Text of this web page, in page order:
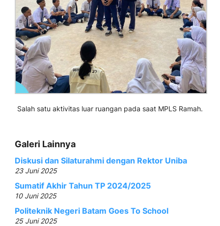
Salah satu aktivitas luar ruangan pada saat MPLS Ramah.
Galeri Lainnya
Diskusi dan Silaturahmi dengan Rektor Uniba
23 Juni 2025
Sumatif Akhir Tahun TP 2024/2025
10 Juni 2025
Politeknik Negeri Batam Goes To School
25 Juni 2025